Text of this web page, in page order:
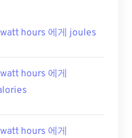
hours 에게 joules
hours 에게
hours 에게